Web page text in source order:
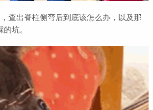
出脊柱侧弯后到底该怎么办，以及那
坑。